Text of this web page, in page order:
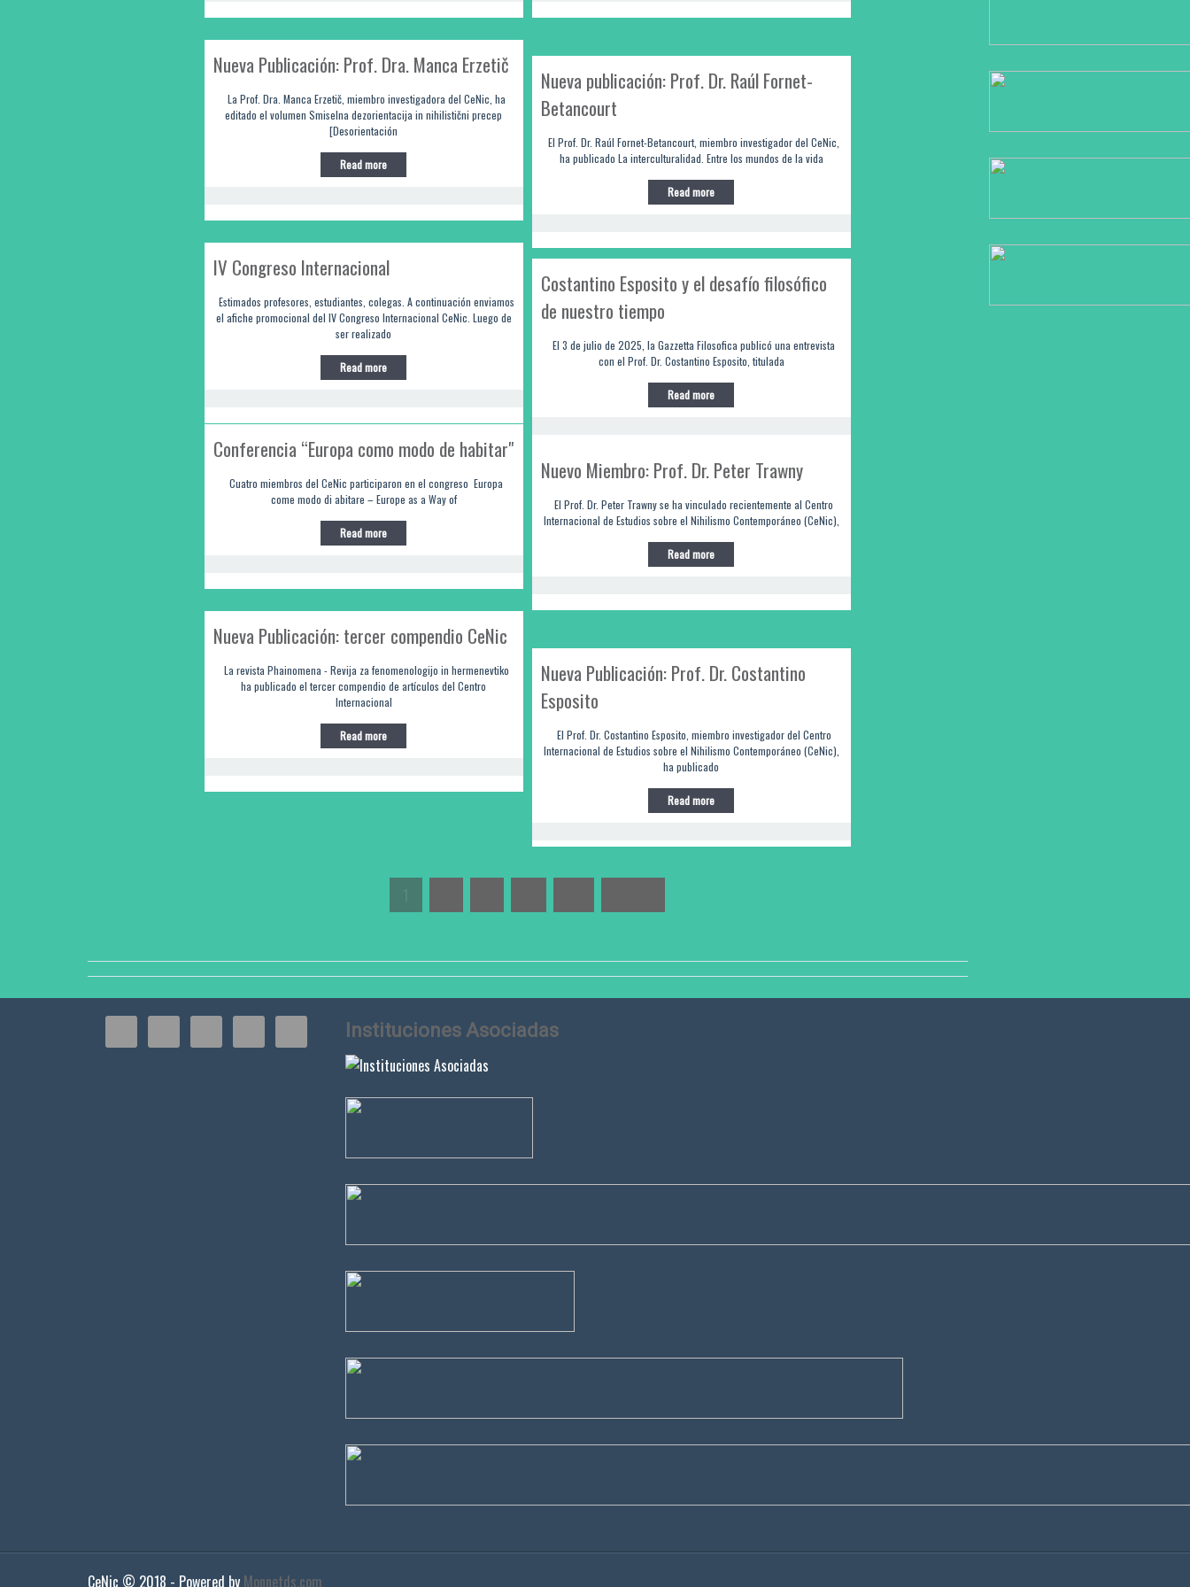
Nueva Publicación: Prof. Dra. Manca Erzetič
La Prof. Dra. Manca Erzetič, miembro investigadora del CeNic, ha
editado el volumen Smiselna dezorientacija in nihilistični precep
[Desorientación
Read more
Nueva publicación: Prof. Dr. Raúl Fornet-
Betancourt
El Prof. Dr. Raúl Fornet-Betancourt, miembro investigador del CeNic,
ha publicado La interculturalidad. Entre los mundos de la vida
Read more
IV Congreso Internacional
Estimados profesores, estudiantes, colegas. A continuación enviamos
el afiche promocional del IV Congreso Internacional CeNic. Luego de
ser realizado
Read more
Costantino Esposito y el desafío filosófico
de nuestro tiempo
El 3 de julio de 2025, la Gazzetta Filosofica publicó una entrevista
con el Prof. Dr. Costantino Esposito, titulada
Read more
Conferencia “Europa como modo de habitar"
Cuatro miembros del CeNic participaron en el congreso Europa
come modo di abitare – Europe as a Way of
Read more
Nuevo Miembro: Prof. Dr. Peter Trawny
El Prof. Dr. Peter Trawny se ha vinculado recientemente al Centro
Internacional de Estudios sobre el Nihilismo Contemporáneo (CeNic),
Read more
Nueva Publicación: tercer compendio CeNic
La revista Phainomena - Revija za fenomenologijo in hermenevtiko
ha publicado el tercer compendio de artículos del Centro
Internacional
Read more
Nueva Publicación: Prof. Dr. Costantino
Esposito
El Prof. Dr. Costantino Esposito, miembro investigador del Centro
Internacional de Estudios sobre el Nihilismo Contemporáneo (CeNic),
ha publicado
Read more
Instituciones Asociadas
CeNic © 2018 - Powered by Monnetds.com